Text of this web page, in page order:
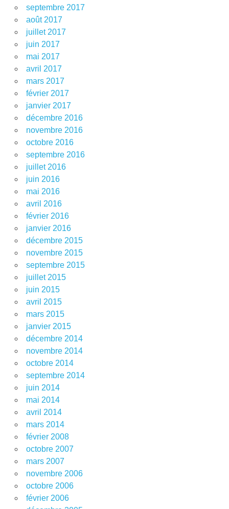
septembre 2017
août 2017
juillet 2017
juin 2017
mai 2017
avril 2017
mars 2017
février 2017
janvier 2017
décembre 2016
novembre 2016
octobre 2016
septembre 2016
juillet 2016
juin 2016
mai 2016
avril 2016
février 2016
janvier 2016
décembre 2015
novembre 2015
septembre 2015
juillet 2015
juin 2015
avril 2015
mars 2015
janvier 2015
décembre 2014
novembre 2014
octobre 2014
septembre 2014
juin 2014
mai 2014
avril 2014
mars 2014
février 2008
octobre 2007
mars 2007
novembre 2006
octobre 2006
février 2006